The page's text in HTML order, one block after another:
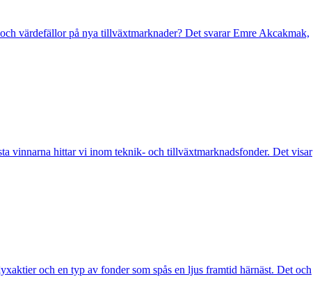
värdefällor på nya tillväxtmarknader? Det svarar Emre Akcakmak,
vinnarna hittar vi inom teknik- och tillväxtmarknadsfonder. Det visar
och en typ av fonder som spås en ljus framtid härnäst. Det och